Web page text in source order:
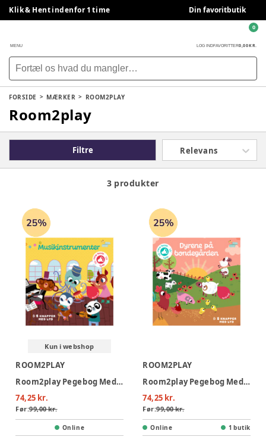
Klik & Hent indenfor 1 time Din favoritbutik
MENU LOG INDFAVORITTER0,00 KR.
0
FORSIDE MÆRKER ROOM2PLAY
Room2play
Filtre Relevans
3 produkter
Kun i webshop
ROOM2PLAY
Room2play Pegebog Med Lyd - Musikinstrumenter
74,25 kr.
Før:99,00 kr.
Online
ROOM2PLAY
Room2play Pegebog Med Lyd - Dyrene på bondegården
74,25 kr.
Før:99,00 kr.
Online 1 butik